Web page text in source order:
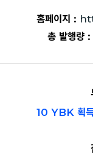
홈페이지 :
총 발행량 :
10 YBK 획